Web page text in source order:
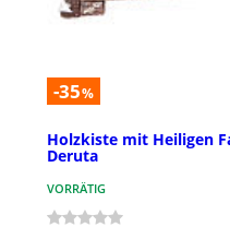
-35%
Holzkiste mit Heiligen
Deruta
VORRÄTIG